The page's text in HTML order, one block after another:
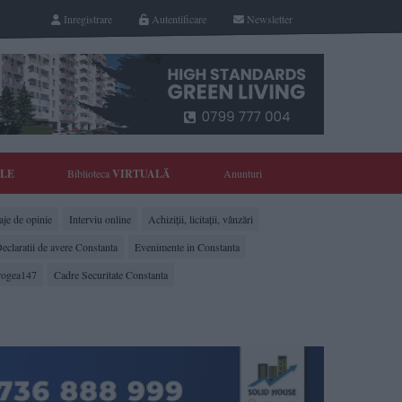
Newsletter
Autentificare
Inregistrare
BibliotecaVIRTUALĂ Anunturi
de opinie Interviu online
Achiziții, licitații, vânzări
de avere Constanta
Evenimente in Constanta
Cadre Securitate Constanta